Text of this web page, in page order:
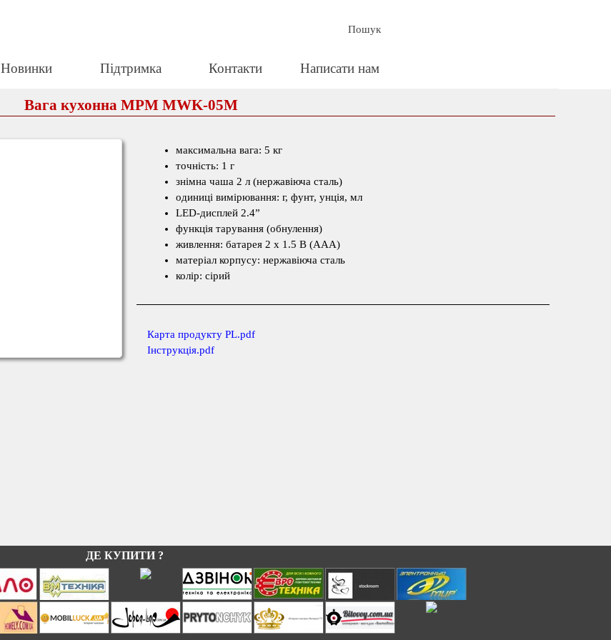
Пошук
Пропустити меню
▼
Новинки ▼
Підтримка ▼
Контакти ▼
Написати нам
Вага кухонна MPM MWK-05M
максимальна вага: 5 кг
точність: 1 г
знімна чаша 2 л (нержавіюча сталь)
одиниці вимірювання: г, фунт, унція, мл
LED-дисплей 2.4”
функція тарування (обнулення)
живлення: батарея 2 x 1.5 В (AAA)
матеріал корпусу: нержавіюча сталь
колір: сірий
Карта продукту PL.pdf
Інструкція.pdf
ДЕ КУПИТИ ?